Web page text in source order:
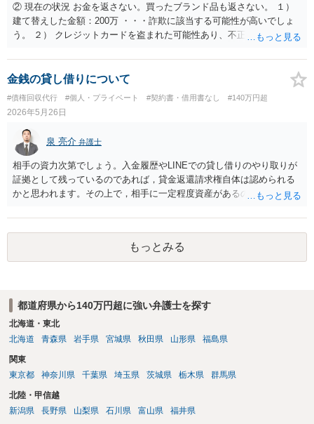
② 現在の状況 お金を返さない。買ったブランド品も返さない。 １）
建て替えした金額：200万 ・・・詐欺に該当する可能性が高いでしょ
う。 ２） クレジットカードを盗まれた可能性あり、不正使用された模
被害届を提出する予定。電話連絡済み。 ・・・あなたのカードを使用
されたという場合 あなたもカード会社に対して詐欺の共犯に該当す
る可能性があります。 ③ 相談したいこと 全額返済もしくは処罰
を与えること。 １） 全額返済してほしい ・・・ご質問の内容・経緯
からすると 至難の業でしょう。 ２） 返済できない場合は、横領罪ま
たは窃盗罪として問えるか ・・・どれだけの裏付け証拠があるか次第
です。 3） その他、最適な対処方法はあるか ・・・いずれにせよ 弁
護士に直接相談するか あきらめるか という流れになると思われま
す。
金銭の貸し借りについて
#債権回収代行 #個人・プライベート #契約書・借用書なし #140万円超
2026年5月26日
泉 亮介 弁護士
相手の資力次第でしょう。入金履歴やLINEでの貸し借りのやり取りが
証拠として残っているのであれば，貸金返還請求権自体は認められる
かと思われます。その上で，相手に一定程度資産があるのであれば，
考えられます。
もっとみる
都道府県から140万円超に強い弁護士を探す
北海道・東北
北海道
青森県 岩手県 宮城県 秋田県 山形県 福島県
関東
東京都
神奈川県 千葉県 埼玉県 茨城県 栃木県 群馬県
北陸・甲信越
新潟県
長野県 山梨県 石川県 富山県 福井県